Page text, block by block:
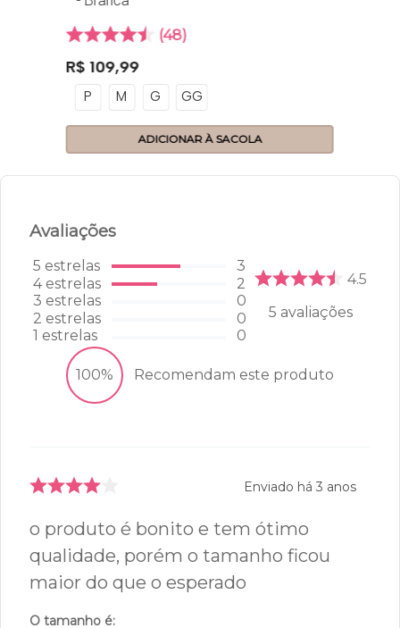
48
R$ 109,99
P M G GG
ADICIONAR À SACOLA
Avaliações
5 estrelas
4estrelas
3 estrelas
2 estrelas
1 estrelas
3
2
0
0
0
4.5
5 avaliações
100% Recomendam este produto
Enviado há 3 anos
o produto é bonito e tem ótimo
qualidade, porém o tamanho ficou
maior do que o esperado
O tamanho é: